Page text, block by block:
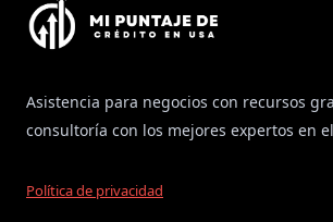
Asistencia para negocios con recursos
consultoría con los mejores expertos en
Política de privacidad